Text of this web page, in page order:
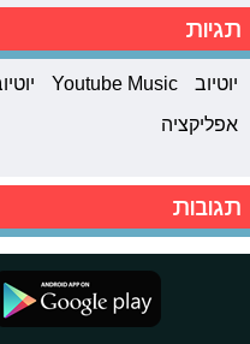
תגיות
יוטיוב Youtube Music
אפליקציה
תגובות